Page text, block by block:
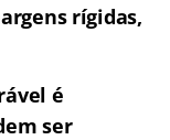
rígidas,
é
ser